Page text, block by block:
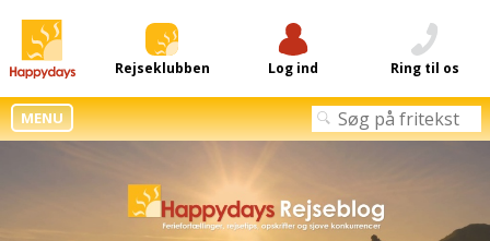
Rejseklubben Log ind Ring til os
MENU